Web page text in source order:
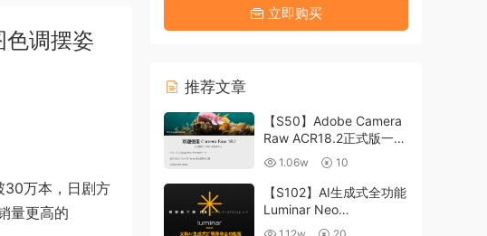
调摆姿
30万本，日剧方
量更高的
立即购买
推荐文章
【S50】Adobe Camera
Raw ACR18.2正式版一键
升级包 ACR最新升级包
支持WIN和MAC
1.06w 10
【S102】AI生成式全功能
Luminar Neo
1.24.4(x64)超强修图插件